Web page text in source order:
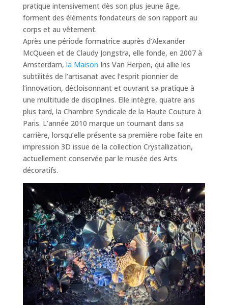
pratique intensivement dès son plus jeune âge,
forment des éléments fondateurs de son rapport au
corps et au vêtement.
Après une période formatrice auprès d’Alexander
McQueen et de Claudy Jongstra, elle fonde, en 2007 à
Amsterdam, la Maison Iris Van Herpen, qui allie les
subtilités de l’artisanat avec l’esprit pionnier de
l’innovation, décloisonnant et ouvrant sa pratique à
une multitude de disciplines. Elle intègre, quatre ans
plus tard, la Chambre Syndicale de la Haute Couture à
Paris. L’année 2010 marque un tournant dans sa
carrière, lorsqu’elle présente sa première robe faite en
impression 3D issue de la collection Crystallization,
actuellement conservée par le musée des Arts
décoratifs.